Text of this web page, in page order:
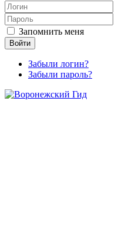
Запомнить меня
Войти
Забыли логин?
Забыли пароль?